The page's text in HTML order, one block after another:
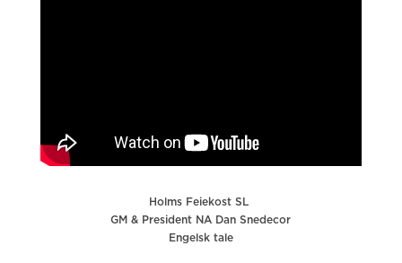
Holms Feiekost SL
GM & President NA Dan Snedecor
Engelsk tale